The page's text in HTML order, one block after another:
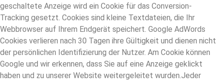
geschaltete Anzeige wird ein Cookie für das Conversion-
Tracking gesetzt. Cookies sind kleine Textdateien, die Ihr
Webbrowser auf Ihrem Endgerät speichert. Google AdWords
Cookies verlieren nach 30 Tagen ihre Gültigkeit und dienen nicht
der persönlichen Identifizierung der Nutzer. Am Cookie können
Google und wir erkennen, dass Sie auf eine Anzeige geklickt
haben und zu unserer Website weitergeleitet wurden.Jeder